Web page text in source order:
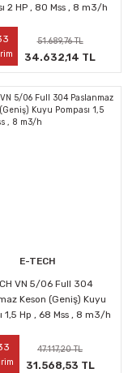
2 HP , 80 Mss , 8 m3/h
51.689,76 TL
34.632,14 TL
E-TECH
VN 5/06 Full 304
Keson (Geniş) Kuyu
1,5 Hp , 68 Mss , 8 m3/h
47.117,20 TL
31.568,53 TL